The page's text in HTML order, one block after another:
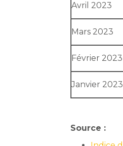
Avril 2023
Mars 2023
Février 2023
Janvier 2023
Source :